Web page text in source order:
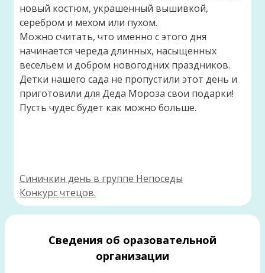
новый костюм, украшенный вышивкой,
серебром и мехом или пухом.
Можно считать, что именно с этого дня
начинается череда длинных, насыщенных
весельем и добром новогодних праздников.
Детки нашего сада не пропустили этот день и
приготовили для Деда Мороза свои подарки!
Пусть чудес будет как можно больше.
Синичкин день в группе Непоседы
Конкурс чтецов.
Сведения об оразовательной
организации